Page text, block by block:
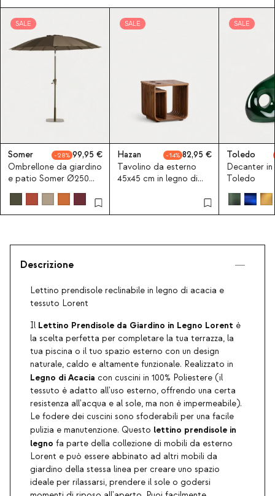
SALE
Somer 28
99,95
Ombrellone da giardino
e patio Somer Ø250
cm con supporto in
SALE
Hazan 14
82,95
Tavolino da esterno
45x45 cm in legno di
SALE
Toledo
Decanter
Toledo
Descrizione
Lettino prendisole reclinabile in legno di acacia e
tessuto Lorent
Il Lettino Prendisole da Giardino in Legno Lorent è
la scelta perfetta per completare la tua terrazza, la
tua piscina o il tuo spazio esterno con un design
naturale, caldo e altamente funzionale. Realizzato in
Legno di Acacia con cuscini in 100% Poliestere (il
tessuto è adatto all'uso esterno, offrendo una certa
resistenza all'acqua e al sole, ma non è impermeabile).
Le fodere dei cuscini sono sfoderabili per una facile
pulizia e manutenzione. Questo lettino prendisole in
legno fa parte della collezione di mobili da esterno
Lorent e può essere abbinato ad altri mobili da
giardino della stessa linea per creare uno spazio
ideale per rilassarsi, prendere il sole o godersi